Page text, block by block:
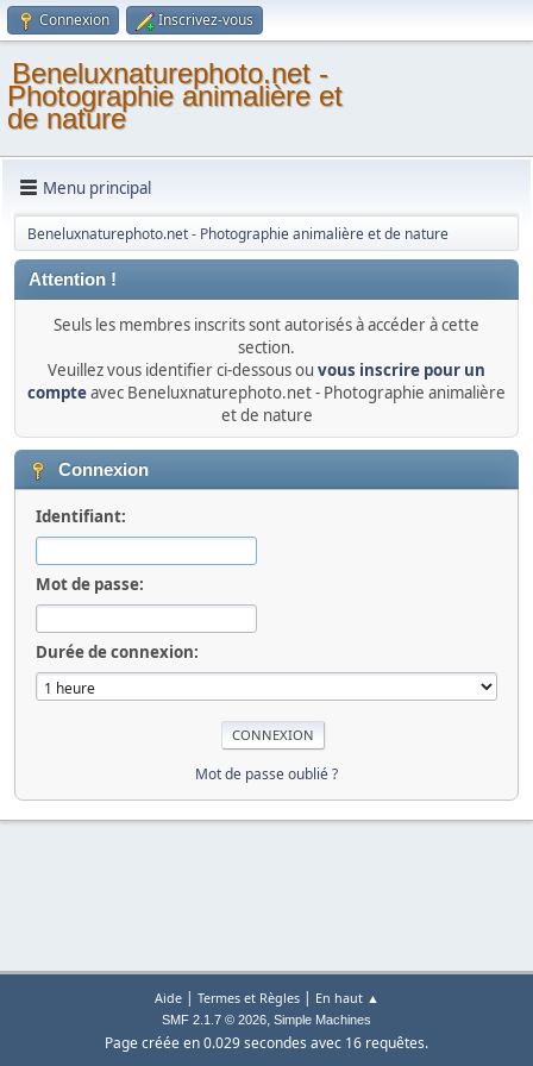
Connexion Inscrivez-vous
Beneluxnaturephoto.net -
Photographie animalière et
de nature
Menu principal
Beneluxnaturephoto.net - Photographie animalière et de nature
Attention !
Seuls les membres inscrits sont autorisés à accéder à cette
section.
Veuillez vous identifier ci-dessous ou vous inscrire pour un
compteavec Beneluxnaturephoto.net - Photographie animalière
et de nature
Connexion
Identifiant:
Mot de passe:
Durée de connexion:
Mot de passe oublié ?
Aide| Termes et Règles| En haut ▲
SMF 2.1.7 © 2026, Simple Machines
Page créée en 0.029 secondes avec 16 requêtes.